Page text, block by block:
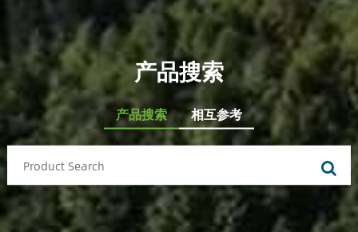
产品搜索
产品搜索 相互参考